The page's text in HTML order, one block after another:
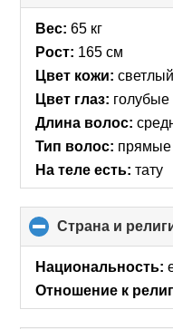
to
Вес: 65 кг
Рост: 165 см
Цвет кожи: светлый
Цвет глаз: голубые
Длина волос:
Тип волос: прямые
На теле есть: тату
Страна и
Национальность:
Отношение к